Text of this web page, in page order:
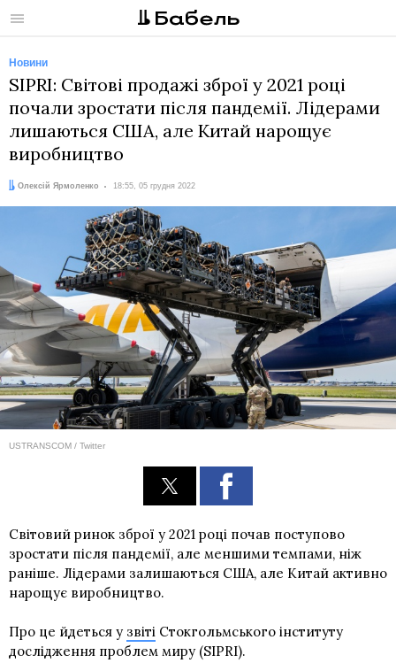
Меню
Новини
SIPRI: Світові продажі зброї у 2021 році
почали зростати після пандемії. Лідерами
лишаються США, але Китай нарощує
виробництво
Автор:
Олексій Ярмоленко
Дата: 18:55, 05 грудня 2022
USTRANSCOM / Twitter
Світовий ринок зброї у 2021 році почав поступово
зростати після пандемії, але меншими темпами, ніж
раніше. Лідерами залишаються США, але Китай активно
нарощує виробництво.
Про це йдеться у звіті Стокгольмського інституту
дослідження проблем миру (SIPRI).